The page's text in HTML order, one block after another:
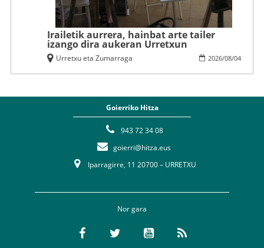
Irailetik aurrera, hainbat arte tailer
izango dira aukeran Urretxun
2026/08/04
Urretxu eta Zumarraga
Goierriko Hitza
943 72 34 08
goierri@hitza.eus
Iparragirre, 11 20700 – URRETXU
Nor gara